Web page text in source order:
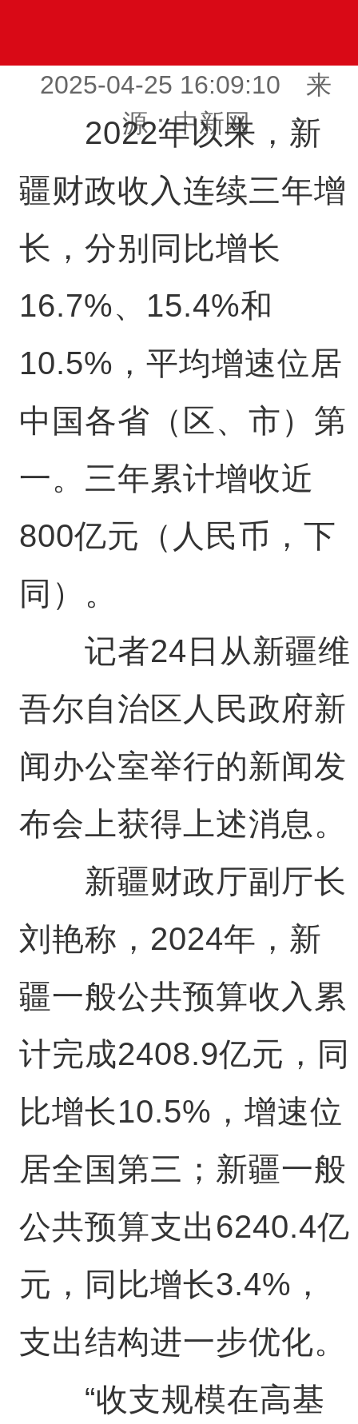
2025-04-25 16:09:10 来
源：中新网
2022年以来，新
疆财政收入连续三年增
长，分别同比增长
16.7%、15.4%和
10.5%，平均增速位居
中国各省（区、市）第
一。三年累计增收近
800亿元（人民币，下
同）。
记者24日从新疆维
吾尔自治区人民政府新
闻办公室举行的新闻发
布会上获得上述消息。
新疆财政厅副厅长
刘艳称，2024年，新
疆一般公共预算收入累
计完成2408.9亿元，同
比增长10.5%，增速位
居全国第三；新疆一般
公共预算支出6240.4亿
元，同比增长3.4%，
支出结构进一步优化。
“收支规模在高基